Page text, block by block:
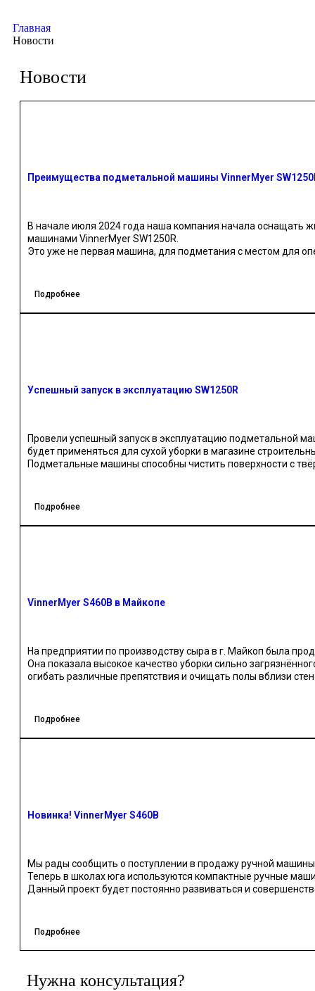
Главная
Новости
Новости
Преимущества подметальной машины VinnerMyer
В начале июля 2024 года наша компания начала
машинами VinnerMyer SW1250R.
Это уже не первая машина, для подметания с местом для
Система пылеподавления позволяет ей не пылить и
имеет бак для воды 50 литров.
Сферы применения подметальной машины VinnerMyer
Склады, цеха
Транспортный и логистический сектор
Заправочные станции
Клининговые компании
Подробнее
Успешный запуск в эксплуатацию SW1250R
Провели успешный запуск в эксплуатацию подметальной
будет применяться для сухой уборки в магазине
Подметальные машины способны чистить поверхности с
Использование такой техники повышает эргономичность
подметальной машиной продвигается намного быстрее.
ручной труд, увеличив при этом его результативность.
Подробнее
VinnerMyer S460B в Майкопе
На предприятии по производству сыра в г. Майкоп была
Она показала высокое качество уборки сильно
огибать различные препятствия и очищать полы вблизи
Подробнее
Новинка! VinnerMyer S460B
Мы рады сообщить о поступлении в продажу ручной
Теперь в школах юга используются компактные ручные
Данный проект будет постоянно развиваться и
Подробнее
Нужна консультация?